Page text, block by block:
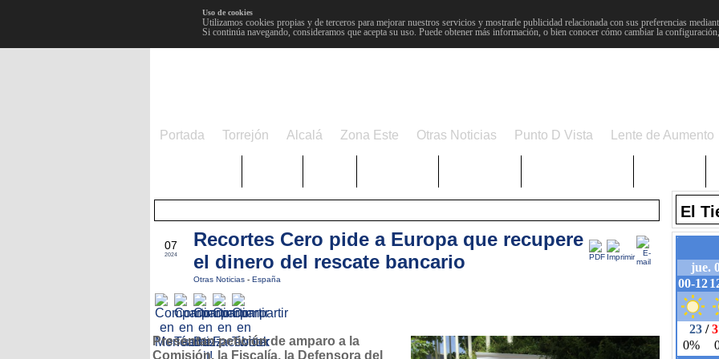
Uso de cookies
Utilizamos cookies propias y de terceros para mejorar nuestros servicios y mostrarle publicidad relacionada con sus preferencias
Si continúa navegando, consideramos que acepta su uso. Puede obtener más información, o bien conocer cómo cambiar la
Portada Torrejón Alcalá Zona Este Otras Noticias Punto D Vista Lente de Aumento
07
2024
Recortes Cero pide a Europa que recupere
el dinero del rescate bancario
Otras Noticias - España
Presentan petición de amparo a la
Comisión, la Fiscalía, la Defensora del
El